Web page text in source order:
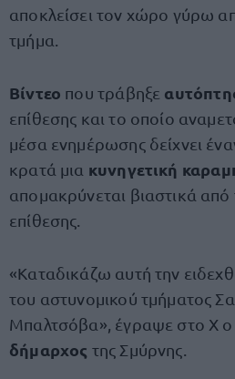
αποκλείσει τον χώρο γύρω
τμήμα.
Βίντεο που τράβηξε
επίθεσης και το οποίο
μέσα ενημέρωσης δείχνει
κρατά μια κυνηγετική
απομακρύνεται βιαστικά από
επίθεσης.
«Καταδικάζω αυτή την
του αστυνομικού τμήματος
Μπαλτσόβα», έγραψε στο Χ ο
δήμαρχος της Σμύρνης.